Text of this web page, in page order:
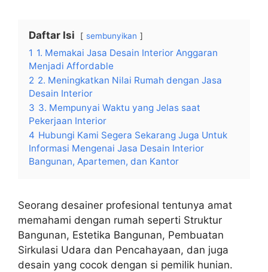
Daftar Isi sembunyikan
1 1. Memakai Jasa Desain Interior Anggaran
Menjadi Affordable
2 2. Meningkatkan Nilai Rumah dengan Jasa
Desain Interior
3 3. Mempunyai Waktu yang Jelas saat
Pekerjaan Interior
4 Hubungi Kami Segera Sekarang Juga Untuk
Informasi Mengenai Jasa Desain Interior
Bangunan, Apartemen, dan Kantor
Seorang desainer profesional tentunya amat
memahami dengan rumah seperti Struktur
Bangunan, Estetika Bangunan, Pembuatan
Sirkulasi Udara dan Pencahayaan, dan juga
desain yang cocok dengan si pemilik hunian.